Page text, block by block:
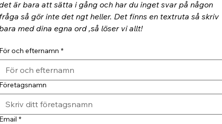
är bara att sätta i gång och har du inget svar på någon
så gör inte det ngt heller. Det finns en textruta så skriv
med dina egna ord ,så löser vi allt!
och efternamn *
*